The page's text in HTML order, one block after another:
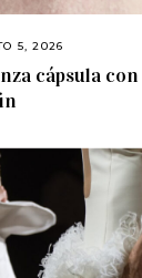
5, 2026
cápsula con